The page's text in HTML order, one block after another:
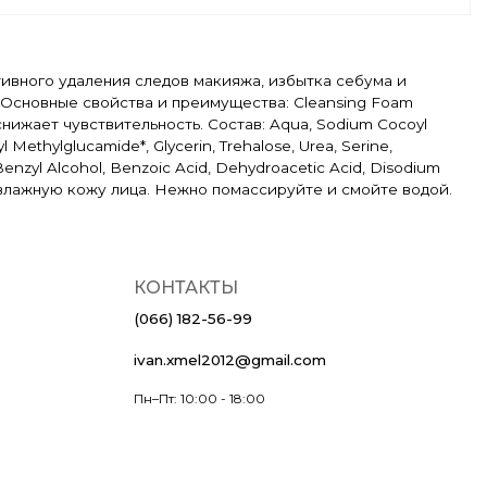
удаления следов макияжа, избытка себума и
свойства и преимущества: Cleansing Foam
чувствительность. Состав: Aqua, Sodium Cocoyl
Glycerin, Trehalose, Urea, Serine,
Alcohol, Benzoic Acid, Dehydroacetic Acid, Disodium
кожу лица. Нежно помассируйте и смойте водой.
КОНТАКТЫ
(066) 182-56-99
ivan.xmel2012@gmail.com
Пн–Пт: 10:00 - 18:00